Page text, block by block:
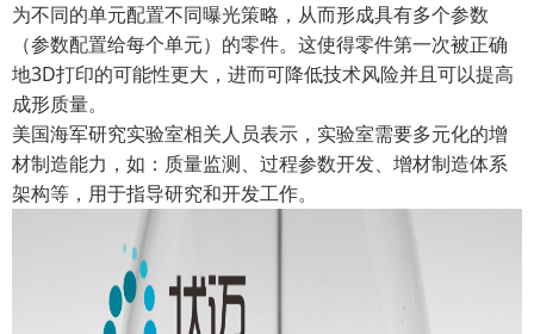
为不同的单元配置不同曝光策略，从而形成具有多个参数
（参数配置给每个单元）的零件。这使得零件第一次被正确
地3D打印的可能性更大，进而可降低技术风险并且可以提高
成形质量。
美国海军研究实验室相关人员表示，实验室需要多元化的增
材制造能力，如：质量监测、过程参数开发、增材制造体系
架构等，用于指导研究和开发工作。